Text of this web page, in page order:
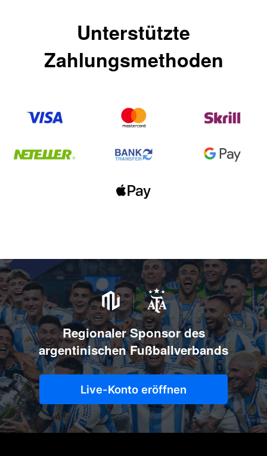
Unterstützte
Zahlungsmethoden
Regionaler Sponsor des
argentinischen Fußballverbands
Live-Konto eröffnen